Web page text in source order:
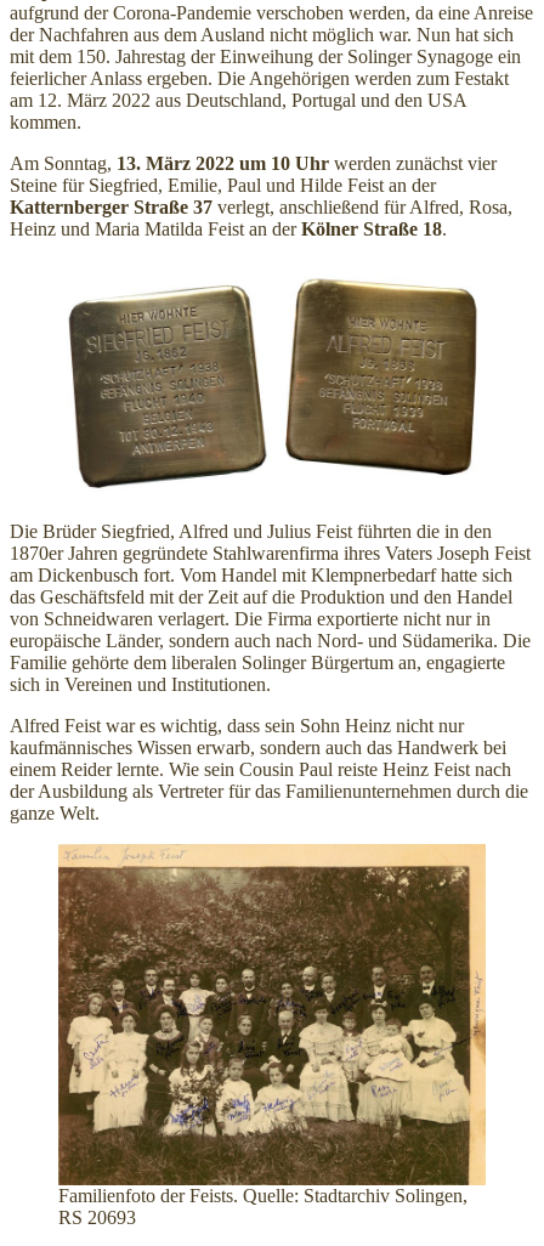
aufgrund der Corona-Pandemie verschoben werden, da eine Anreise
der Nachfahren aus dem Ausland nicht möglich war. Nun hat sich
mit dem 150. Jahrestag der Einweihung der Solinger Synagoge ein
feierlicher Anlass ergeben. Die Angehörigen werden zum Festakt
am 12. März 2022 aus Deutschland, Portugal und den USA
kommen.
Am Sonntag, 13. März 2022 um 10 Uhr werden zunächst vier
Steine für Siegfried, Emilie, Paul und Hilde Feist an der
Katternberger Straße 37 verlegt, anschließend für Alfred, Rosa,
Heinz und Maria Matilda Feist an derKölner Straße 18.
Die Brüder Siegfried, Alfred und Julius Feist führten die in den
1870er Jahren gegründete Stahlwarenfirma ihres Vaters Joseph Feist
am Dickenbusch fort. Vom Handel mit Klempnerbedarf hatte sich
das Geschäftsfeld mit der Zeit auf die Produktion und den Handel
von Schneidwaren verlagert. Die Firma exportierte nicht nur in
europäische Länder, sondern auch nach Nord- und Südamerika. Die
Familie gehörte dem liberalen Solinger Bürgertum an, engagierte
sich in Vereinen und Institutionen.
Alfred Feist war es wichtig, dass sein Sohn Heinz nicht nur
kaufmännisches Wissen erwarb, sondern auch das Handwerk bei
einem Reider lernte. Wie sein Cousin Paul reiste Heinz Feist nach
der Ausbildung als Vertreter für das Familienunternehmen durch die
ganze Welt.
Familienfoto der Feists. Quelle: Stadtarchiv Solingen,
RS 20693